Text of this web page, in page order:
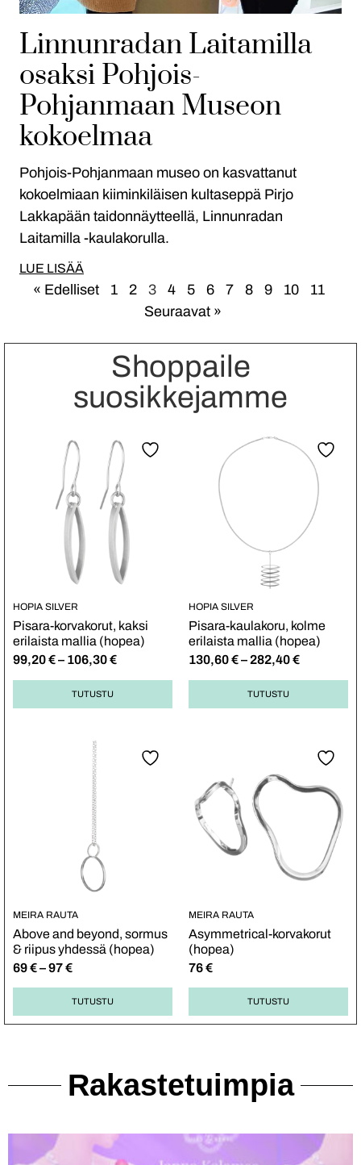
Linnunradan Laitamilla
osaksi Pohjois-
Pohjanmaan Museon
kokoelmaa
Pohjois-Pohjanmaan museo on kasvattanut
kokoelmiaan kiiminkiläisen kultaseppä Pirjo
Lakkapään taidonnäytteellä, Linnunradan
Laitamilla -kaulakorulla.
LUE LISÄÄ
« Edelliset 1 2 3 4 5 6 7 8 9 10
11
Seuraavat »
Shoppaile
suosikkejamme
HOPIA SILVER
Pisara-korvakorut, kaksi
erilaista mallia (hopea)
99,20€– 106,30€
TUTUSTU
HOPIA SILVER
Pisara-kaulakoru, kolme
erilaista mallia (hopea)
130,60€– 282,40€
TUTUSTU
MEIRA RAUTA
Above and beyond, sormus
& riipus yhdessä (hopea)
69€–97€
TUTUSTU
MEIRA RAUTA
Asymmetrical-korvakorut
(hopea)
76€
TUTUSTU
Rakastetuimpia